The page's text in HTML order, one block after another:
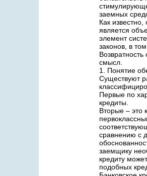
заемных
Как
является
элемент
законов, в
смысл.
1. Понятие
Существуют
Первые по
кредиты.
Вторые – это
сравнению с
заемщику
кредиту
подобных